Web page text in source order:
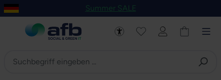
Hauptinhalt springen
Zur Navigation der B2B-Plattform springen
Summer SALE